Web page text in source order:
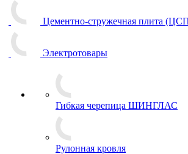
Цементно-стружечная плита
Электротовары
Гибкая черепица ШИНГЛАС
Рулонная кровля